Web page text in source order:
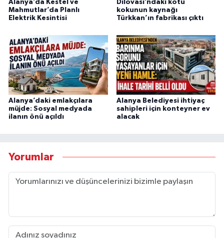
Alanya’da Kestel ve
Mahmutlar’da Planlı
Elektrik Kesintisi
Dilovası’ndaki kötü
kokunun kaynağı
Türkkan’ın fabrikası çıktı
Alanya’daki emlakçılara
müjde: Sosyal medyada
ilanın önü açıldı
Alanya Belediyesi ihtiyaç
sahipleri için konteyner ev
alacak
Yorumlar